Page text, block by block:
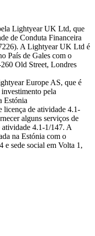
Lightyear UK Ltd, que
de Conduta Financeira
A Lightyear UK Ltd é
País de Gales com o
Old Street, Londres
Europe AS, que é
pela
Estónia
licença de atividade 4.1-
alguns serviços de
4.1-1/147. A
na Estónia com o
e sede social em Volta 1,